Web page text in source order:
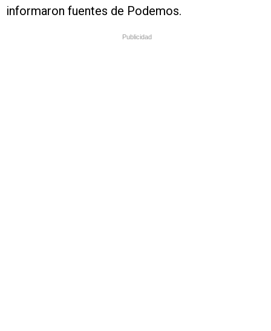
informaron fuentes de Podemos.
Publicidad